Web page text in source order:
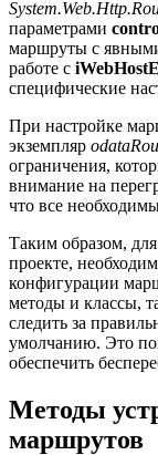
параметрами
маршруты с
работе с
специфические
При настройке
экземпляр
ограничения,
внимание на
что все
Таким образом,
проекте,
конфигурации
методы и классы,
следить за
умолчанию. Это
обеспечить
Методы
маршрутов